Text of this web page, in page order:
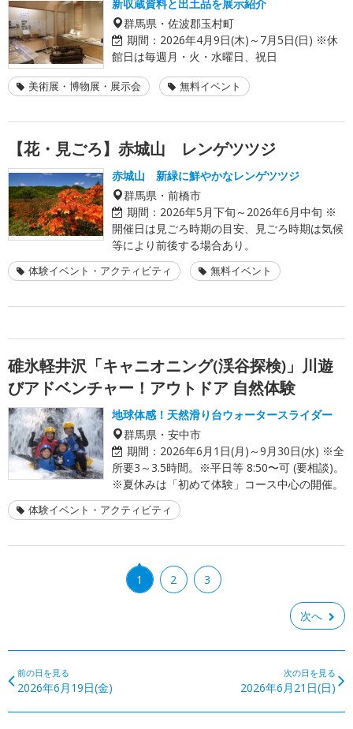
新収蔵資料と出土品を展示紹介
群馬県・佐波郡玉村町
期間： 2026年4月9日(木)～7月5日(日) ※休
館日は毎週月・火・水曜日、祝日
美術展・博物展・展示会 無料イベント
【花・見ごろ】赤城山 レンゲツツジ
赤城山 新緑に鮮やかなレンゲツツジ
群馬県・前橋市
期間： 2026年5月下旬～2026年6月中旬 ※
開催日は見ごろ時期の目安、見ごろ時期は気候
等により前後する場合あり。
体験イベント・アクティビティ 無料イベント
碓氷軽井沢「キャニオニング(渓谷探検)」川遊
びアドベンチャー！アウトドア 自然体験
地球体感！天然滑り台ウォータースライダー
群馬県・安中市
期間： 2026年6月1日(月)～9月30日(水) ※全
所要3～3.5時間。※平日等 8:50〜可 (要相談)。
※夏休みは「初めて体験」コース中心の開催。
体験イベント・アクティビティ
1 2 3
次へ
前の日を見る
2026年6月19日(金)
次の日を見る
2026年6月21日(日)